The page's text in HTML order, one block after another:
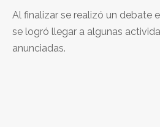
Al finalizar se realizó un debate
se logró llegar a algunas
anunciadas.